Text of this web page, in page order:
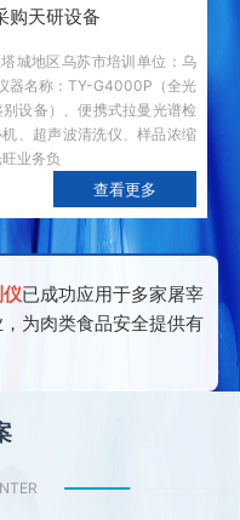
购天研设备
城地区乌苏市培训单位：乌
器名称：TY-G4000P（全光
设备）、便携式拉曼光谱检
、超声波清洗仪、样品浓缩
业务负
查看更多
已成功应用于多家屠宰
为肉类食品安全提供有